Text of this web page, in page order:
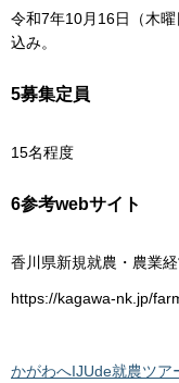
令和7年10月16日（木
込み。
5募集定員
15名程度
6参考webサイト
香川県新規就農・農業
https://kagawa-nk.jp/
かがわへIJUde就農ツア